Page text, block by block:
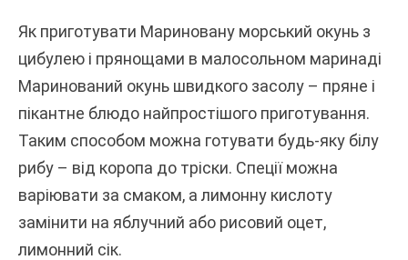
Як приготувати Мариновану морський окунь з
цибулею і прянощами в малосольном маринаді
Маринований окунь швидкого засолу – пряне і
пікантне блюдо найпростішого приготування.
Таким способом можна готувати будь-яку білу
рибу – від коропа до тріски. Спеції можна
варіювати за смаком, а лимонну кислоту
замінити на яблучний або рисовий оцет,
лимонний сік.